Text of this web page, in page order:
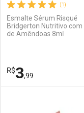
(1)
Esmalte Sérum Risqué
Bridgerton Nutritivo com
de Amêndoas 8ml
R$3,99